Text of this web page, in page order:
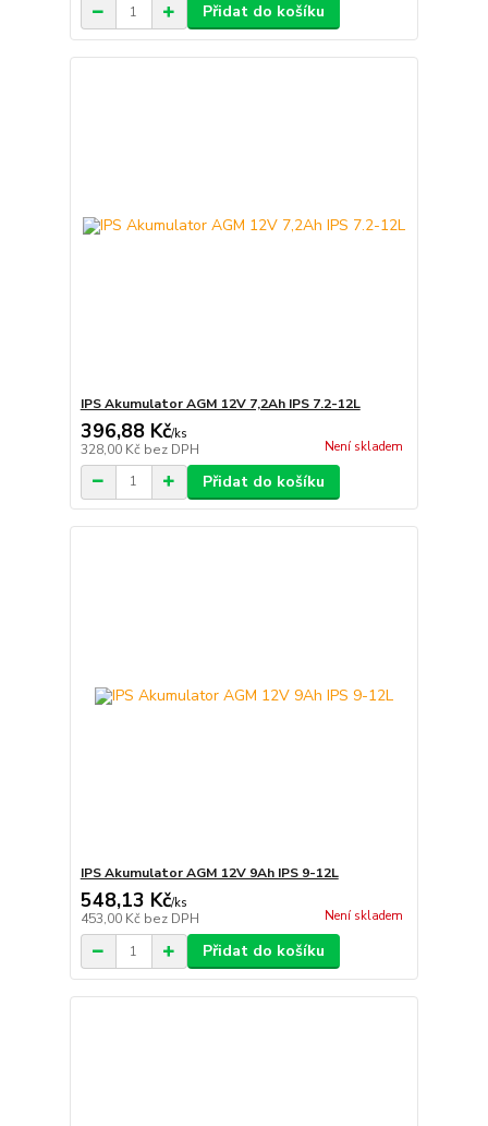
Přidat do košíku
IPS Akumulator AGM 12V 7,2Ah IPS 7.2-12L
396,88 Kč/ks
328,00 Kč bez DPH Není skladem
Přidat do košíku
IPS Akumulator AGM 12V 9Ah IPS 9-12L
548,13 Kč/ks
453,00 Kč bez DPH Není skladem
Přidat do košíku